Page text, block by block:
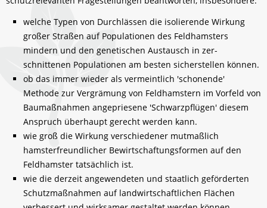
welche Typen von Durchlässen die isolierende Wirkung
großer Straßen auf Populationen des Feldhamsters
mindern und den genetischen Austausch in zer­
schnittenen Populationen am besten sicherstellen können.
ob das immer wieder als vermeintlich 'schonende'
Methode zur Vergrämung von Feldhamstern im Vorfeld von
Baumaßnahmen angepriesene 'Schwarzpflügen' diesem
Anspruch überhaupt gerecht werden kann.
wie groß die Wirkung verschiedener mutmaßlich
hamsterfreundlicher Bewirtschaftungsformen auf den
Feldhamster tatsächlich ist.
wie die derzeit angewendeten und staatlich geförderten
Schutzmaßnahmen auf landwirtschaftlichen Flächen